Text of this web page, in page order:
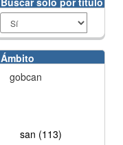
Ámbito
gobcan
san (113)